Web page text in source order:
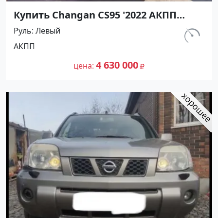
Купить Changan CS95 '2022 АКПП
(2000/233 л.с.) Бензин инжектор
Краснодар цвет Серый Внедорожник
по цене 4630000 рублей, объявление
№26942 на сайте Авторынок23
км.
Руль Левый
АКПП
цена 4 630 000